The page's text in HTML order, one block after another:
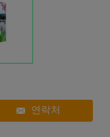
연락처